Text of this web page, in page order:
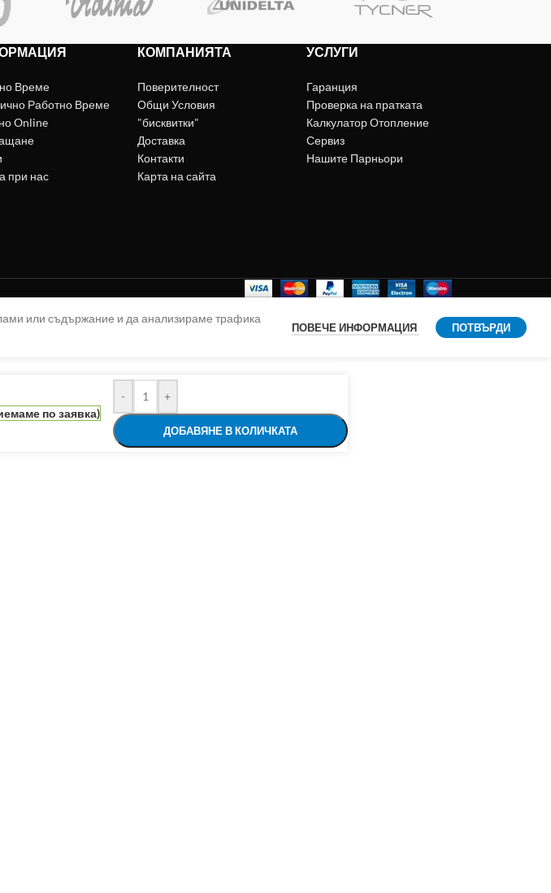
Време
Работно Време
Online
при нас
КОМПАНИЯТА
Поверителност
Общи Условия
"бисквитки"
Доставка
Контакти
Карта на сайта
УСЛУГИ
Гаранция
Проверка на пратката
Калкулатор Отопление
Сервиз
Нашите Парньори
или съдържание и да анализираме трафика
ПОВЕЧЕ ИНФОРМАЦИЯ ПОТВЪРДИ
по заявка)
- +
ДОБАВЯНЕ В КОЛИЧКАТА